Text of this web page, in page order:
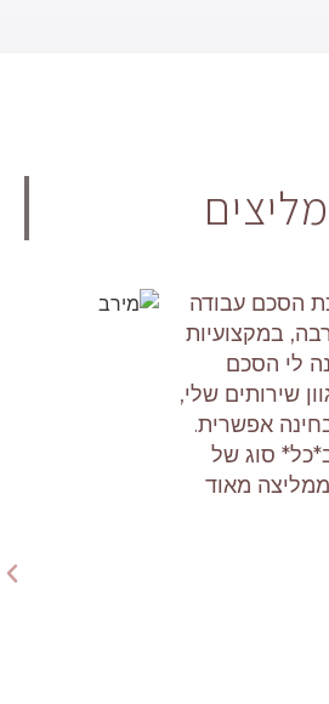
הוא על גדר
כמוני ושלומית
על אף אחד
הצלחתי לעשות
דירה. אם
לא הייתי
להסתכל
את כל
שלי לקחת